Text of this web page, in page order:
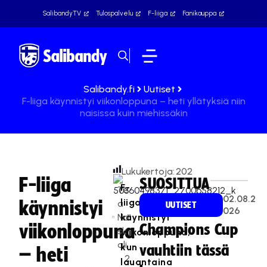
SalibandyTV Tulospalvelu F-liiga Fanikauppa
Salibandy.fi
Uutiset
F-liiga käynnistyi viikonloppuna – heti yllätyksiä niin
naisissa kuin miehissäkin
F-liiga
käynnistyi
viikonloppuna
– heti
Te
a
Na
sk
ali
2
Lukukertoja:202
F-
liiga
käynnistyi
viikonloppuna,
kun
lauantaina
SUOSITTUA
UUTISET
02.08.2
026
Champions Cup
vauhtiin tässä